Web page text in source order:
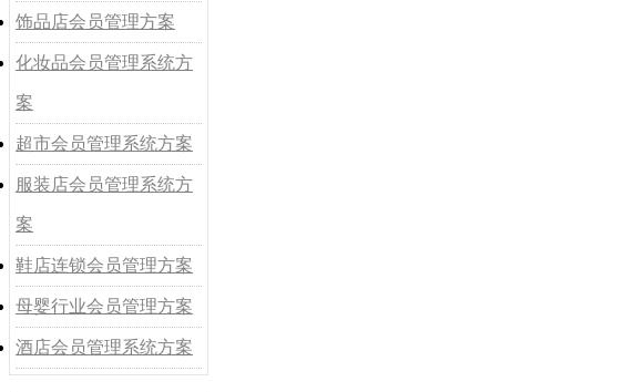
饰品店会员管理方案
化妆品会员管理系统方
案
超市会员管理系统方案
服装店会员管理系统方
案
鞋店连锁会员管理方案
母婴行业会员管理方案
酒店会员管理系统方案